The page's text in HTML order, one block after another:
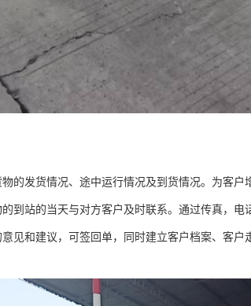
的发货情况、途中运行情况及到货情况。为客户
到站的当天与对方客户及时联系。通过传真，电
见和建议，可签回单，同时建立客户档案、客